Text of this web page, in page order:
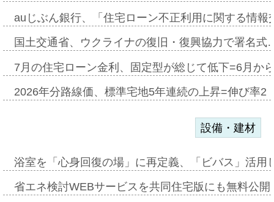
auじぶん銀行、「住宅ローン不正利用に関する情
国土交通省、ウクライナの復旧・復興協力で署名
7月の住宅ローン金利、固定型が総じて低下=6月か
2026年分路線価、標準宅地5年連続の上昇=伸び率
設備・建材
浴室を「心身回復の場」に再定義、「ビバス」活
省エネ検討WEBサービスを共同住宅版にも無料公